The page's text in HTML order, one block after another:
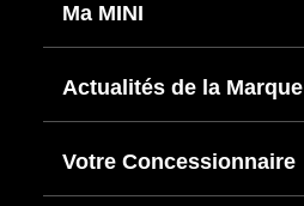
Ma MINI
Actualités de la Marque
Votre Concessionnaire